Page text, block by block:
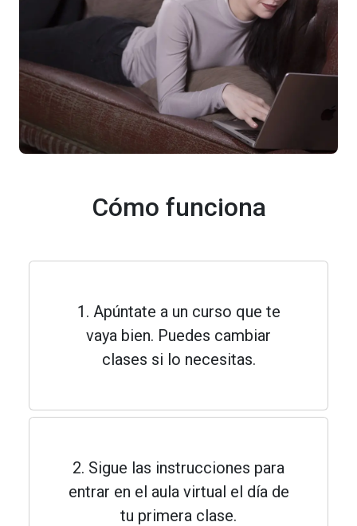
Cómo funciona
1. Apúntate a un curso que te
vaya bien. Puedes cambiar
clases si lo necesitas.
2. Sigue las instrucciones para
entrar en el aula virtual el día de
tu primera clase.